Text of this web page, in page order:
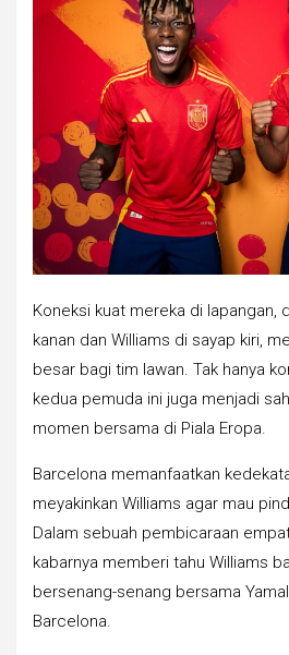
Koneksi kuat mereka di lapangan,
kanan dan Williams di sayap kiri,
besar bagi tim lawan. Tak hanya
kedua pemuda ini juga menjadi
momen bersama di Piala Eropa.
Barcelona memanfaatkan
meyakinkan Williams agar mau
Dalam sebuah pembicaraan
kabarnya memberi tahu Williams
bersenang-senang bersama
Barcelona.